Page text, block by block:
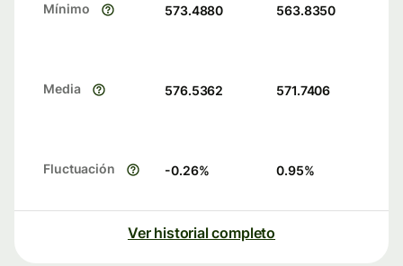
Mínimo 573.4880 563.8350
Media 576.5362 571.7406
Fluctuación -0.26% 0.95%
Ver historial completo